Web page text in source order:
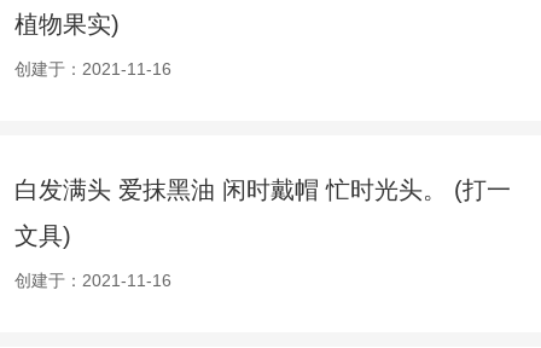
植物果实)
创建于：2021-11-16
白发满头 爱抹黑油 闲时戴帽 忙时光头。 (打一
文具)
创建于：2021-11-16